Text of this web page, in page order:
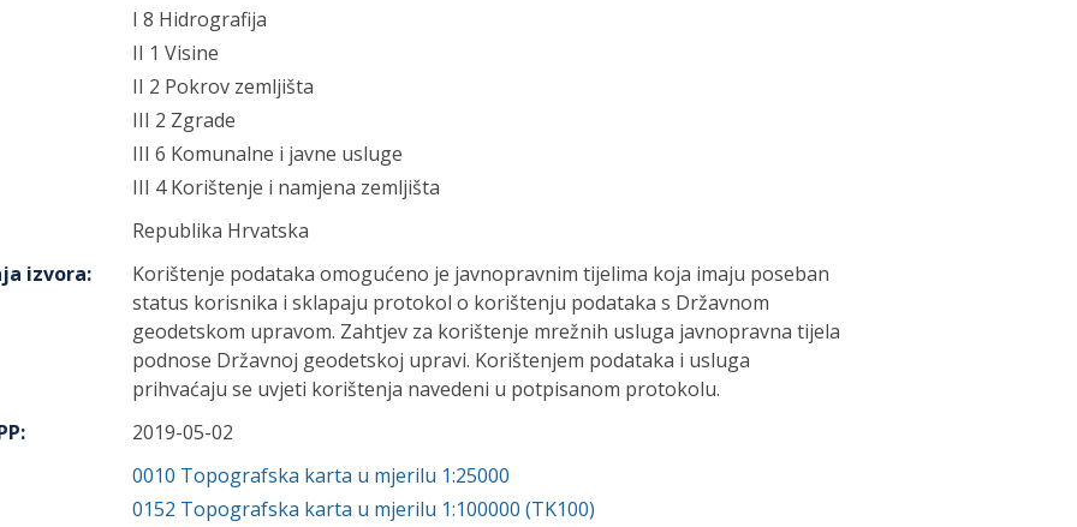
I 8 Hidrografija
II 1 Visine
II 2 Pokrov zemljišta
III 2 Zgrade
III 6 Komunalne i javne usluge
III 4 Korištenje i namjena zemljišta
Republika Hrvatska
izvora:
Korištenje podataka omogućeno je javnopravnim tijelima koja imaju poseban
status korisnika i sklapaju protokol o korištenju podataka s Državnom
geodetskom upravom. Zahtjev za korištenje mrežnih usluga javnopravna tijela
podnose Državnoj geodetskoj upravi. Korištenjem podataka i usluga
prihvaćaju se uvjeti korištenja navedeni u potpisanom protokolu.
:
2019-05-02
0010 Topografska karta u mjerilu 1:25000
0152 Topografska karta u mjerilu 1:100000 (TK100)